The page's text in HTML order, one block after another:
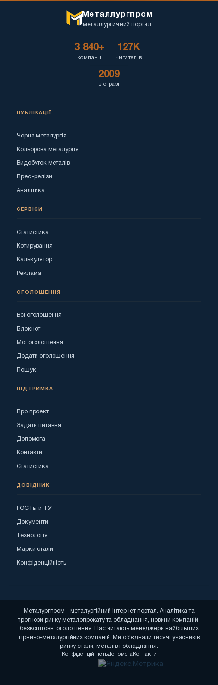
Металлургпром
металлургичний портал
3 840+
компанії
127K
читателів
2009
в отразі
ПУБЛІКАЦІЇ
Чорна металургія
Кольорова металургія
Видобуток металів
Прес-релізи
Аналітика
СЕРВІСИ
Статистика
Котирування
Калькулятор
Реклама
ОГОЛОШЕННЯ
Всі оголошення
Блокнот
Мої оголошення
Додати оголошення
Пошук
ПІДТРИМКА
Про проект
Задати питання
Допомога
Контакти
Статистика
ДОВІДНИК
ГОСТы и ТУ
Документи
Технологія
Марки стали
Конфіденційність
Металургпром - металургійний інтернет портал. Аналітика та
прогнози ринку металопрокату та обладнання, новини компаній і
безкоштовні оголошення. Нас читають менеджери найбільших
гірничо-металургійних компаній. Ми об'єднали тисячі учасників
ринку стали, металів і обладнання.
КонфіденційністьДопомогаКонтакти